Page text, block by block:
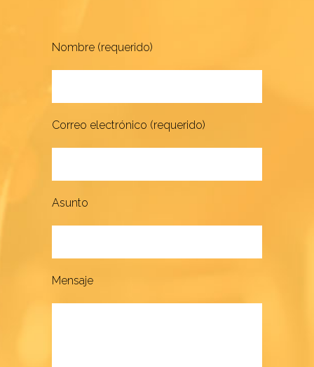
Nombre (requerido)
Correo electrónico (requerido)
Asunto
Mensaje